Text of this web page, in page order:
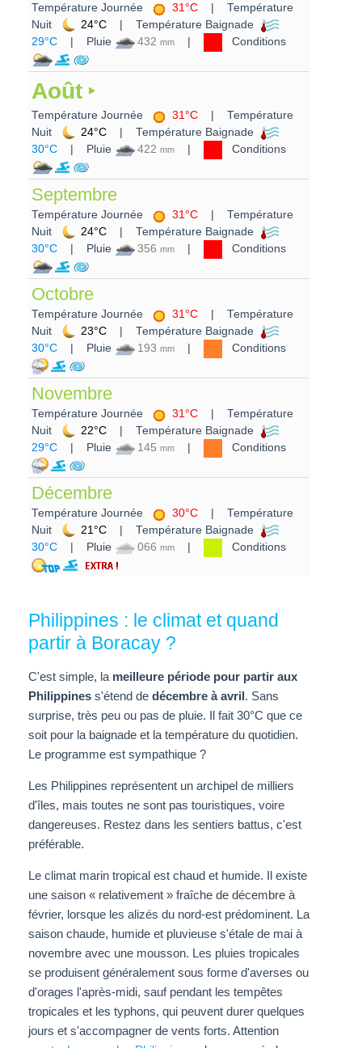
Température Journée 31°C | Température
Nuit
24°C | Température Baignade
29°C | Pluie 432 mm Conditions
Août
Température Journée 31°C | Température
Nuit
24°C | Température Baignade
30°C | Pluie 422 mm Conditions
Septembre
Température Journée 31°C | Température
Nuit
24°C | Température Baignade
30°C | Pluie 356 mm Conditions
Octobre
Température Journée 31°C | Température
Nuit
23°C | Température Baignade
30°C | Pluie 193 mm Conditions
Novembre
Température Journée 31°C | Température
Nuit
22°C | Température Baignade
29°C | Pluie 145 mm Conditions
Décembre
Température Journée 30°C | Température
Nuit
21°C | Température Baignade
30°C | Pluie 066 mm Conditions
Philippines : le climat et quand
partir à Boracay ?
C'est simple, la meilleure période pour partir aux
Philippines s'étend de décembre à avril . Sans
surprise, très peu ou pas de pluie. Il fait 30°C que ce
soit pour la baignade et la température du quotidien.
Le programme est sympathique ?
Les Philippines représentent un archipel de milliers
d'îles, mais toutes ne sont pas touristiques, voire
dangereuses. Restez dans les sentiers battus, c'est
préférable.
Le climat marin tropical est chaud et humide. Il existe
une saison « relativement » fraîche de décembre à
février, lorsque les alizés du nord-est prédominent. La
saison chaude, humide et pluvieuse s'étale de mai à
novembre avec une mousson. Les pluies tropicales
se produisent généralement sous forme d'averses ou
d'orages l'après-midi, sauf pendant les tempêtes
tropicales et les typhons, qui peuvent durer quelques
jours et s'accompagner de vents forts. Attention